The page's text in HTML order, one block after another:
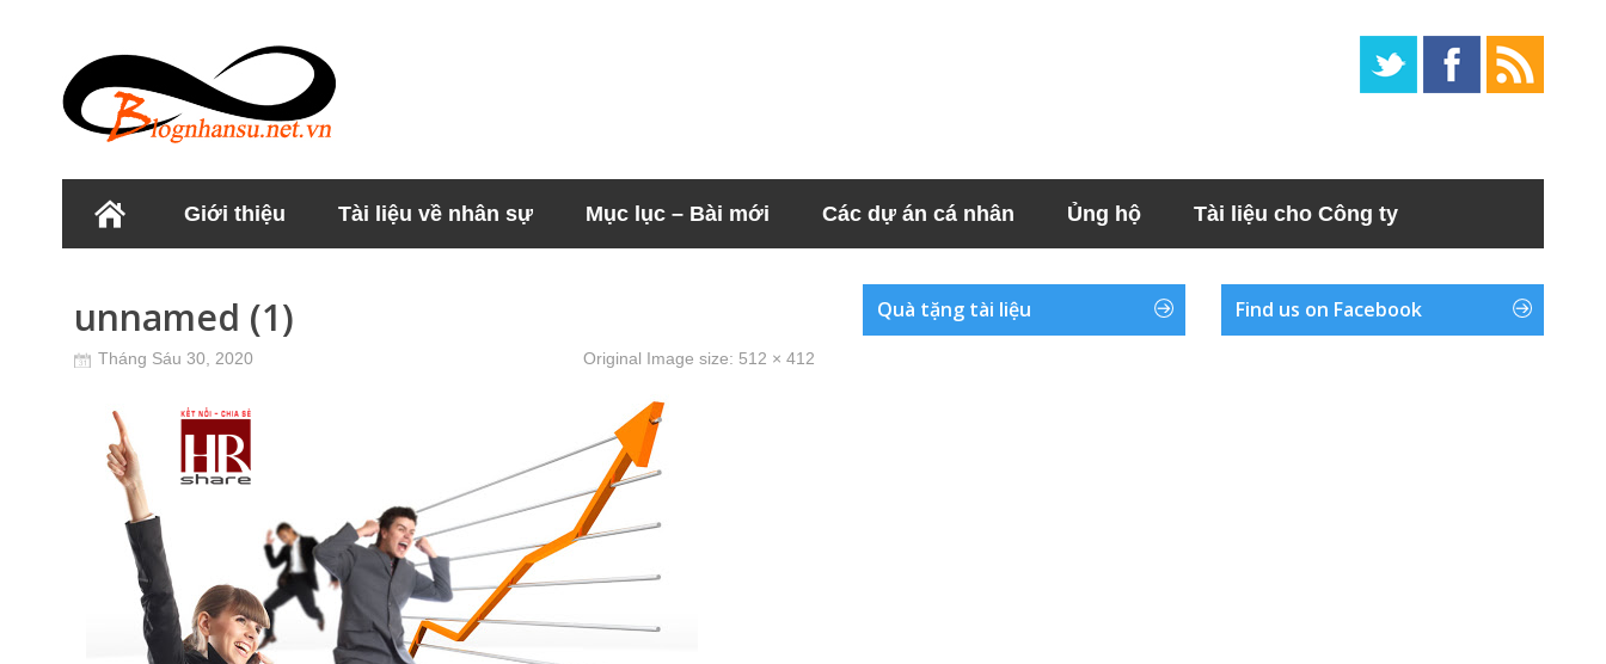
Giới thiệu Tài liệu về nhân sự Mục lục – Bài mới Các dự án cá nhân Ủng hộ Tài liệu cho Công ty
unnamed (1)
Tháng Sáu 30, 2020 Original Image size: 512 × 412
Quà tặng tài liệu Find us on Facebook